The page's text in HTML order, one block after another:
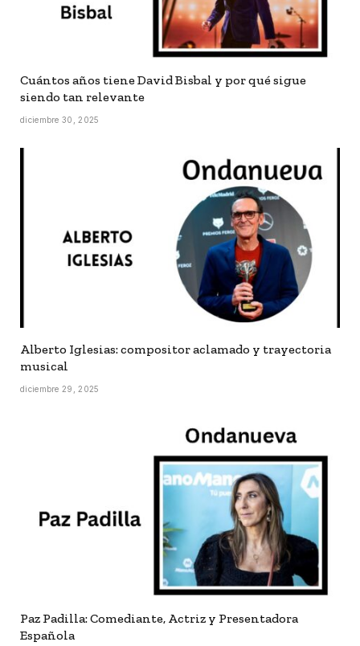
Cuántos años tiene David Bisbal y por qué sigue
siendo tan relevante
diciembre 30, 2025
Alberto Iglesias: compositor aclamado y trayectoria
musical
diciembre 29, 2025
Paz Padilla: Comediante, Actriz y Presentadora
Española